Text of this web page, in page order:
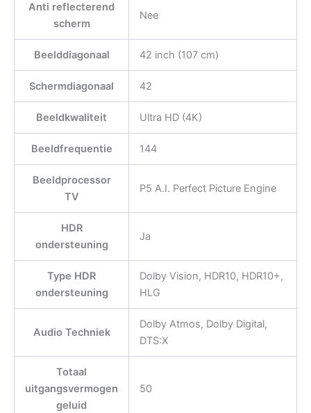
Anti reflecterend
scherm
Nee
Beelddiagonaal 42 inch (107 cm)
Schermdiagonaal 42
Beeldkwaliteit Ultra HD (4K)
Beeldfrequentie 144
Beeldprocessor
TV
P5 A.I. Perfect Picture Engine
HDR
ondersteuning
Ja
Type HDR
ondersteuning
Dolby Vision, HDR10, HDR10+,
HLG
Audio Techniek
Dolby Atmos, Dolby Digital,
DTS:X
Totaal
uitgangsvermogen
geluid
50